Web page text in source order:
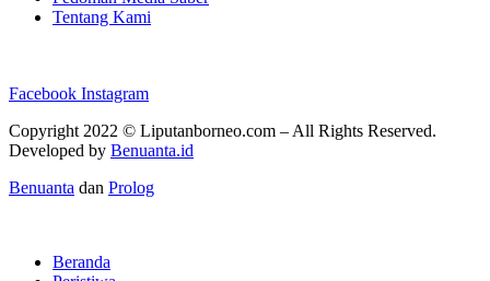
Tentang Kami
Facebook Instagram
Copyright 2022 © Liputanborneo.com – All Rights Reserved.
Developed by Benuanta.id
Benuanta dan Prolog
Beranda